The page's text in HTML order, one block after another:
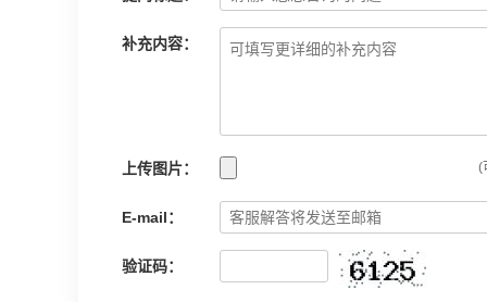
补充内容：
上传图片： (
E-mail：
验证码：